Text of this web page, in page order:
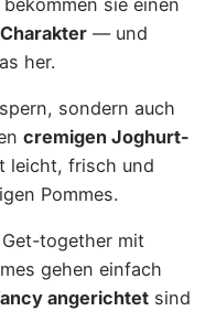
sie einen
— und
her.
sondern auch
cremigen Joghurt-
leicht, frisch und
Pommes.
together mit
gehen einfach
angerichtet sind